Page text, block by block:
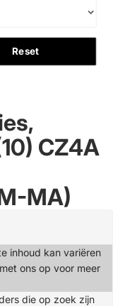
Reset
CZ4A
MA)
inhoud kan variëren
ons op voor meer
die op zoek zijn